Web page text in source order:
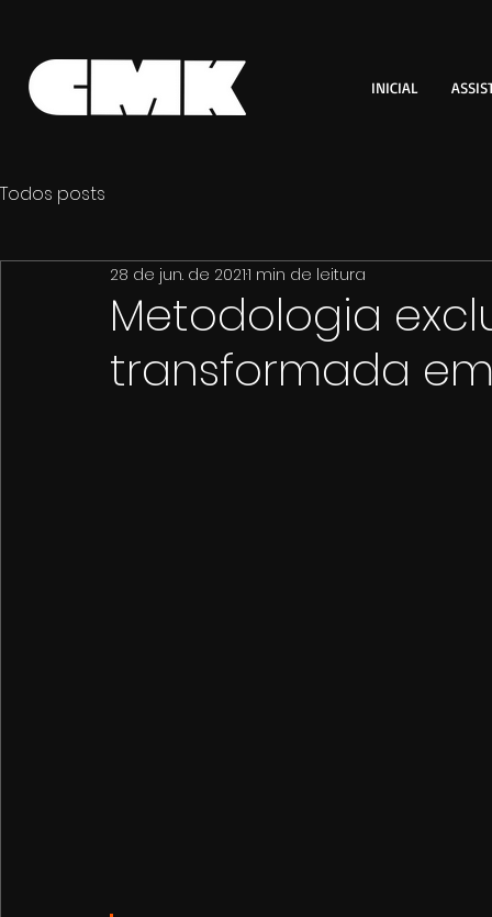
INICIAL
Todos posts
Metodologia
transformada
28 de jun. de 20211 min de leitura